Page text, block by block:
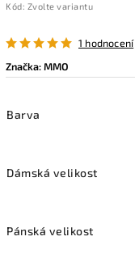
Kód: Zvolte variantu
1 hodnocení
Značka:MMO
Barva
Dámská velikost
Pánská velikost